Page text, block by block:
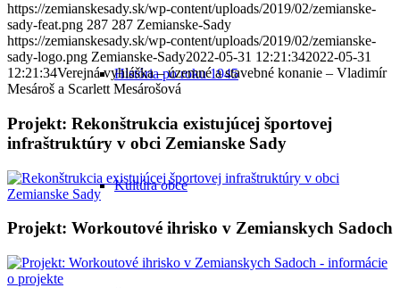
História po roku 1945
Kultúra obce
https://zemianskesady.sk/wp-content/uploads/2019/02/zemianske-
sady-feat.png 287 287 Zemianske-Sady
https://zemianskesady.sk/wp-content/uploads/2019/02/zemianske-
sady-logo.png Zemianske-Sady2022-05-31 12:21:342022-05-31
12:21:34Verejná vyhláška – územné a stavebné konanie – Vladimír
Mesároš a Scarlett Mesárošová
Projekt: Rekonštrukcia existujúcej športovej
infraštruktúry v obci Zemianske Sady
Projekt: Workoutové ihrisko v Zemianskych Sadoch